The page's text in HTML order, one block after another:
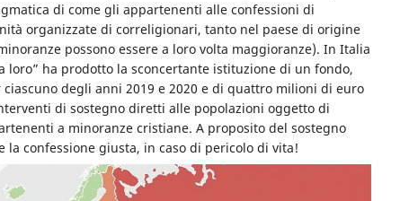
di come gli appartenenti alle confessioni di
organizzate di correligionari, tanto nel paese di origine
possono essere a loro volta maggioranze). In Italia
loro” ha prodotto la sconcertante istituzione di un fondo,
degli anni 2019 e 2020 e di quattro milioni di euro
di sostegno diretti alle popolazioni oggetto di
a minoranze cristiane. A proposito del sostegno
confessione giusta, in caso di pericolo di vita!